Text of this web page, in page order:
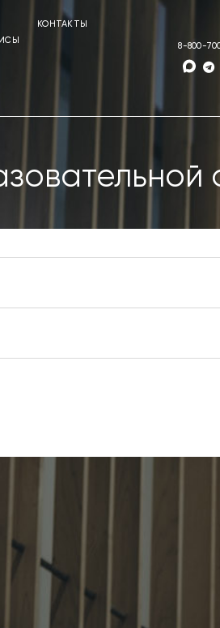
КОНТАКТЫ
8-800-